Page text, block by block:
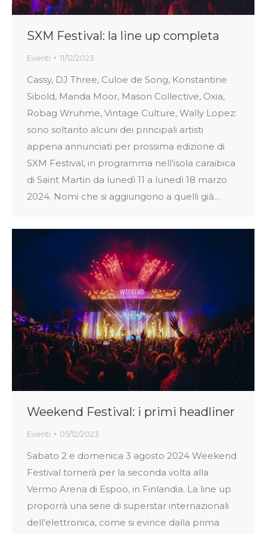
SXM Festival: la line up completa
Eventi 11/12/2023
Cassy, DJ Three, Culoe de Song, Konstantine
Sibold, Manda Moor, Mason Collective, Oxia,
Robag Wruhme, Vintage Culture, Wally Lopez:
sono soltanto alcuni dei principali artisti
appena annunciati per prossima edizione di
SXM Festival, in programma nell’isola caraibica
di Saint Martin da lunedì 11 a lunedì 18 marzo
2024. Nomi che si aggiungono a quelli già…
Weekend Festival: i primi headliner
Eventi 05/12/2023
Sabato 2 e domenica 3 agosto 2024 Weekend
Festival tornerà per la seconda volta alla
Vermo Arena di Espoo, in Finlandia. La line up
proporrà una serie di superstar internazionali
dell’elettronica, come si evince dalla prima